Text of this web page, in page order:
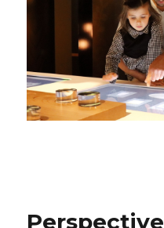
Perspective